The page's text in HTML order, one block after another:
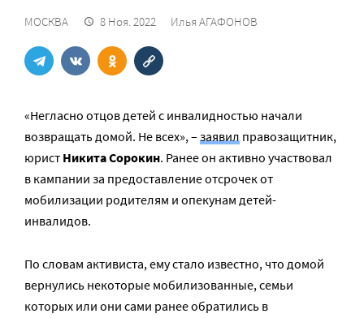
МОСКВА 8 Ноя. 2022 Илья АГАФОНОВ
«Негласно отцов детей с инвалидностью начали
возвращать домой. Не всех», – заявил правозащитник,
юрист Никита Сорокин. Ранее он активно участвовал
в кампании за предоставление отсрочек от
мобилизации родителям и опекунам детей-
инвалидов.
По словам активиста, ему стало известно, что домой
вернулись некоторые мобилизованные, семьи
которых или они сами ранее обратились в